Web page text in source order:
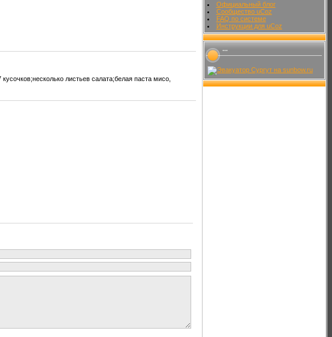
листьев салата;белая паста мисо,
Официальный блог
Сообщество uCoz
FAQ по системе
Инструкции для uCoz
...